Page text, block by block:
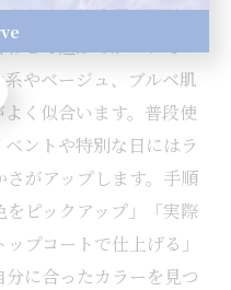
おすすめを選ぶ際は、
せて選ぶのがコツで
やベージュ、ブルベ肌
く似合います。普段使
ントや特別な日にはラ
がアップします。手順
ピックアップ」「実際
プコートで仕上げる」
に合ったカラーを見つ